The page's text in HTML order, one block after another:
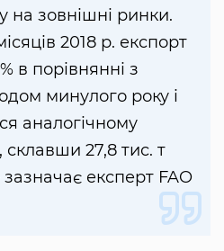
на зовнішні ринки.
2018 р. експорт
в порівнянні з
минулого року і
аналогічному
склавши 27,8 тис. т
експерт FAO